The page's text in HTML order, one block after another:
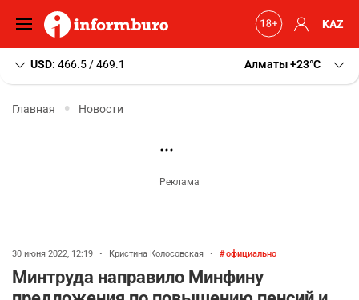
KAZ
USD: 466.5 / 469.1 Алматы+23 C
Главная Новости
30 июня 2022, 12:19 • Кристина Колосовская • официально
Минтруда направило Минфину